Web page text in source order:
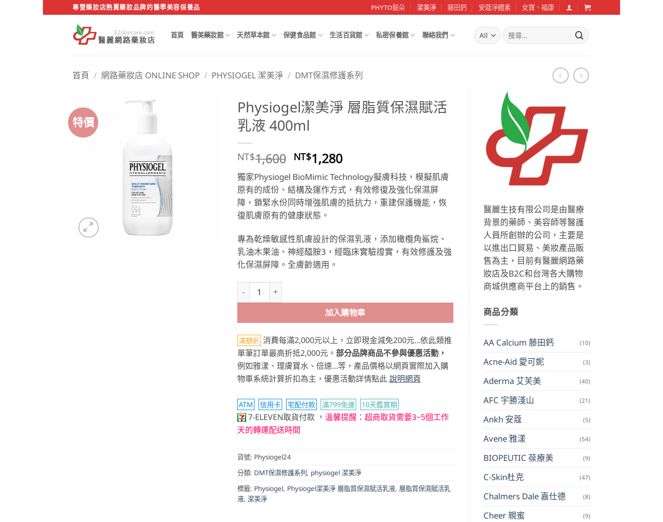
to
專營藥妝店熱賣藥妝品牌的醫學美容保養品 PHYTO髮朵 潔美淨 藤田鈣 安蔻淨體素 女寶、福康
首頁 醫美藥妝館 天然草本館 保健食品館 生活百貨館 私密保養館 聯絡我們
搜
尋
首頁 / 網路藥妝店 ONLINE SHOP / PHYSIOGEL 潔美淨 / DMT保濕修護系列
醫麗生技有限公司是由醫療
背景的藥師、美容師等醫護
人員所創辦的公司，主要是
以進出口貿易、美妝產品販
售為主，目前有醫麗網路藥
妝店及B2C和台灣各大購物
商城供應商平台上的銷售。
商品分類
AA Calcium 藤田鈣 (10)
Acne-Aid 愛可妮 (3)
Aderma 艾芙美 (40)
AFC 宇勝淺山 (21)
Ankh 安蔻 (5)
Avene 雅漾 (54)
BIOPEUTIC 葆療美 (9)
C-Skin杜克 (47)
Chalmers Dale 嘉仕德 (8)
Cheer 親蜜 (9)
特價
Physiogel潔美淨 層脂質保濕賦活
乳液 400ml
NT$1,600 原
始
價
格：
NT$1,600。
NT$1,280目
前
價
格：
NT$1,280。
獨家Physiogel BioMimic Technology擬膚科技，模擬肌膚
原有的成份、結構及運作方式，有效修復及強化保濕屏
障，鎖緊水份同時增強肌膚的抵抗力，重建保護機能，恢
復肌膚原有的健康狀態。
專為乾燥敏感性肌膚設計的保濕乳液，添加橄欖角鯊烷、
乳油木果油、神經醯胺3，經臨床實驗證實，有效修護及強
化保濕屏障。全膚齡適用。
Physiogel潔美淨 層脂質保濕賦活乳液 400ml 數量
加入購物車
滿額折 消費每滿2,000元以上，立即現金減免200元...依此類推
單筆訂單最高折抵2,000元。 部分品牌商品不參與優惠活動，
例如雅漾、理膚寶水、倍速...等，產品價格以網頁實際加入購
物車系統計算折扣為主，優惠活動詳情點此說明網頁
ATM 信用卡 宅配付款 滿799免運 10天鑑賞期
7-ELEVEN取貨付款 ， 溫馨提醒：超商取貨需要3~5個工作
天的轉運配送時間
貨號: Physiogel24
分類: DMT保濕修護系列, physiogel 潔美淨
標籤: Physiogel, Physiogel潔美淨 層脂質保濕賦活乳液, 層脂質保濕賦活乳
液, 潔美淨